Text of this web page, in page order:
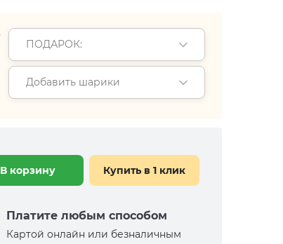
ПОДАРОК:
Добавить шарики
В корзину Купить в 1 клик
Платите любым способом
Картой онлайн или безналичным